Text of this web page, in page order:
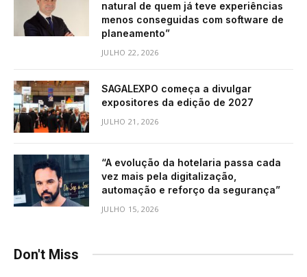
natural de quem já teve experiências
menos conseguidas com software de
planeamento”
JULHO 22, 2026
SAGALEXPO começa a divulgar
expositores da edição de 2027
JULHO 21, 2026
“A evolução da hotelaria passa cada
vez mais pela digitalização,
automação e reforço da segurança”
JULHO 15, 2026
Don't Miss